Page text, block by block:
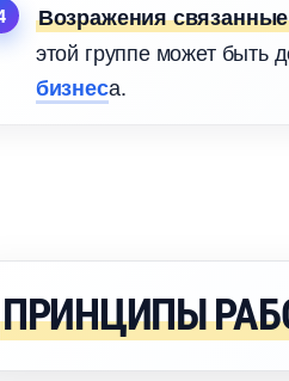
озражения связанные
этой группе может быть
изнеса.
ПРИНЦИПЫ